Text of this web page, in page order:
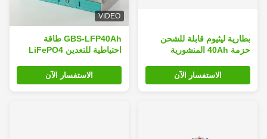
بطارية ليثيوم قابلة للشحن
حزمة 40Ah المنشورية
الاستفسار الآن
VIDEO
GBS-LFP40Ah طاقة
احتياطية للتعدين LiFePO4
الاستفسار الآن